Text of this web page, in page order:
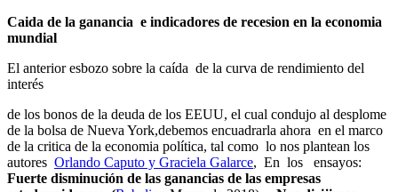
Caida de la ganancia e indicadores de recesion en la economia
mundial
El anterior esbozo sobre la caída de la curva de rendimiento del
interés
de los bonos de la deuda de los EEUU, el cual condujo al desplome
de la bolsa de Nueva York,debemos encuadrarla ahora en el marco
de la critica de la economia política, tal como lo nos plantean los
autores Orlando Caputo y Graciela Galarce, En los ensayos:
Fuerte disminución de las ganancias de las empresas